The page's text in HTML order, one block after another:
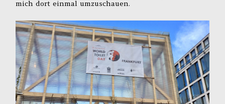
mich dort einmal umzuschauen.